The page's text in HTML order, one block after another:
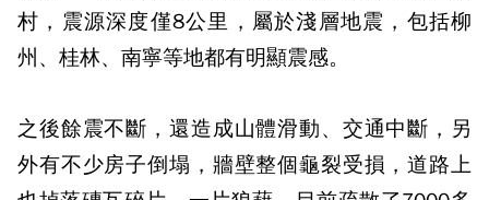
村，震源深度僅8公里，屬於淺層地震，包括柳
州、桂林、南寧等地都有明顯震感。
之後餘震不斷，還造成山體滑動、交通中斷，另
外有不少房子倒塌，牆壁整個龜裂受損，道路上